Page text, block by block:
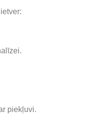
piekļuvi.